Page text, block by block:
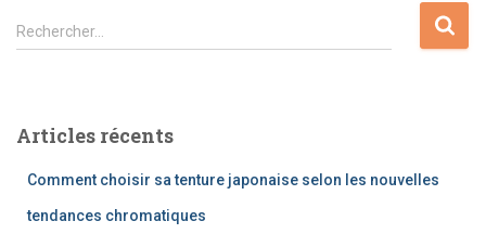
R
e
r
Rechercher…
Articles récents
Comment choisir sa tenture japonaise selon les nouvelles
tendances chromatiques